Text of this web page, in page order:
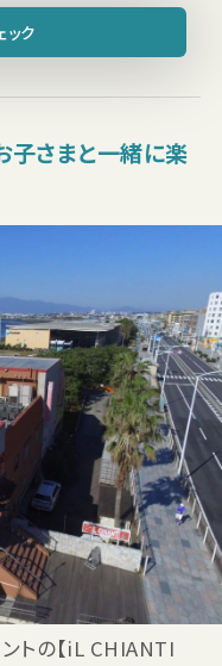
ック
子さまと一緒に楽
トの【iL CHIANTI